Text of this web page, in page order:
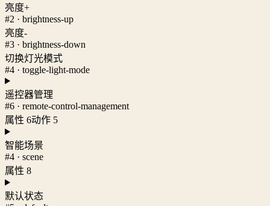
亮度+
#2 · brightness-up
亮度-
#3 · brightness-down
切换灯光模式
#4 · toggle-light-mode
遥控器管理
#6 · remote-control-management
属性 6动作 5
智能场景
#4 · scene
属性 8
默认状态